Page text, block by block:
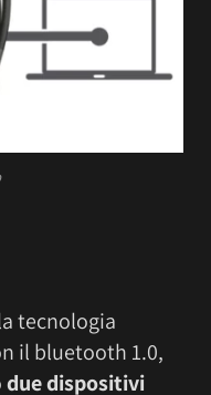
tecnologia
il bluetooth 1.0,
due dispositivi